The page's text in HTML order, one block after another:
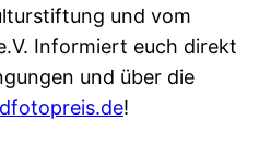
und vom
Informiert euch direkt
und über die
!